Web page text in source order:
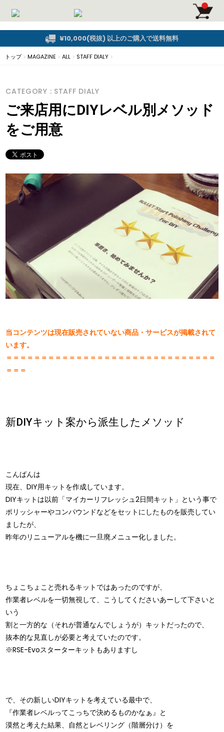
¥10,000(税抜) 以上のご購入で送料無料
トップ> MAGAZINE > ALL > STAFF DIALY >
CATEGORY : STAFF DIALY
ご来店用にDIYレベル別メソッド
をご用意
当コンテンツは現在販売されていない商品・サービスが掲載されて
います。
＝＝＝＝＝＝＝＝＝＝＝＝＝＝＝＝＝＝＝＝＝＝＝＝＝＝＝＝＝＝
＝＝＝
新DIYキット案から派生したメソッド
こんばんは
現在、DIY用キットを作成しています。
DIYキットは以前「マイカーリフレッシュ2日間キット」という事で
ポリッシャーやコンパウンドなどをセットにしたものを販売してい
ましたが、
昨年のリニューアルを機に一旦廃メニュー化しました。
ちょこちょこと売れるキットではあったのですが、
作業者レベルを一切無視して、こうしてくださいあーして下さいと
いう
割と一方的な（それが普通なんでしょうが）キットだったので、
抜本的な見直しが必要と考えていたのです。
※RSE-Evoスターターキットもありますし
で、その新しいDIYキットを考えている最中で、
『作業者レベルってこっちで決めるものかなぁ』と
漠然と考えた結果、自然とレベリング（階層分け）を